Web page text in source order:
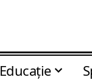
Educaţie